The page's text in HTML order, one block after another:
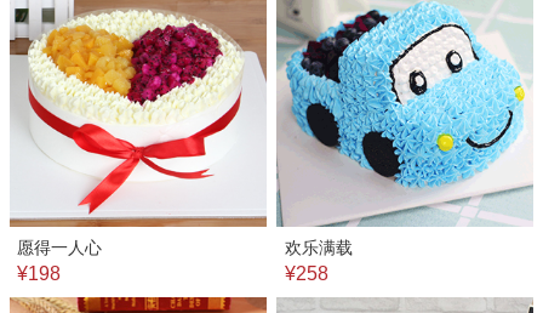
愿得一人心
¥198
欢乐满载
¥258